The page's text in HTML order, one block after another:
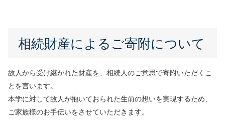
相続財産によるご寄附について
故人から受け継がれた財産を、相続人のご意思で寄附いただくこ
とを言います。
本学に対して故人が抱いておられた生前の想いを実現するため、
ご家族様のお手伝いをさせていただきます。